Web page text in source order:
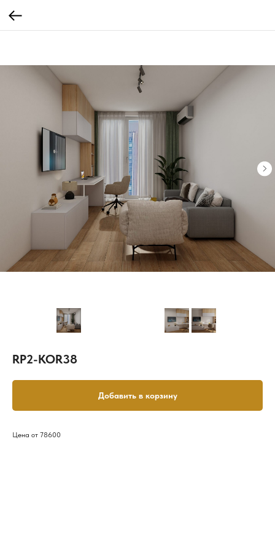
RP2-KOR38
Добавить в корзину
Цена от 78600